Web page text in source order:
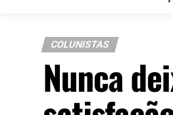
COLUNISTAS
Nunca